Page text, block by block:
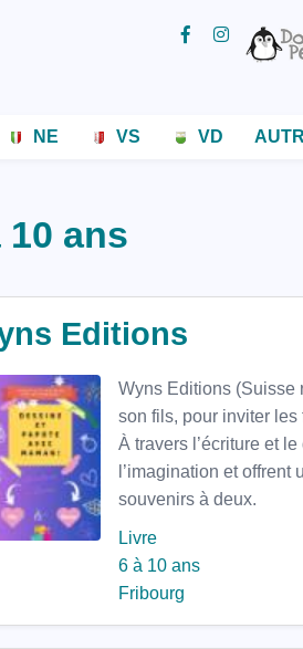
NE VS VD
10 ans
Editions
Wyns Editions (Suisse
son fils, pour inviter
À travers l’écriture et
l’imagination et
souvenirs à deux.
Livre
6 à 10 ans
Fribourg